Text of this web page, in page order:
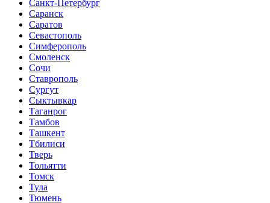
Санкт-Петербург
Саранск
Саратов
Севастополь
Симферополь
Смоленск
Сочи
Ставрополь
Сургут
Сыктывкар
Таганрог
Тамбов
Ташкент
Тбилиси
Тверь
Тольятти
Томск
Тула
Тюмень